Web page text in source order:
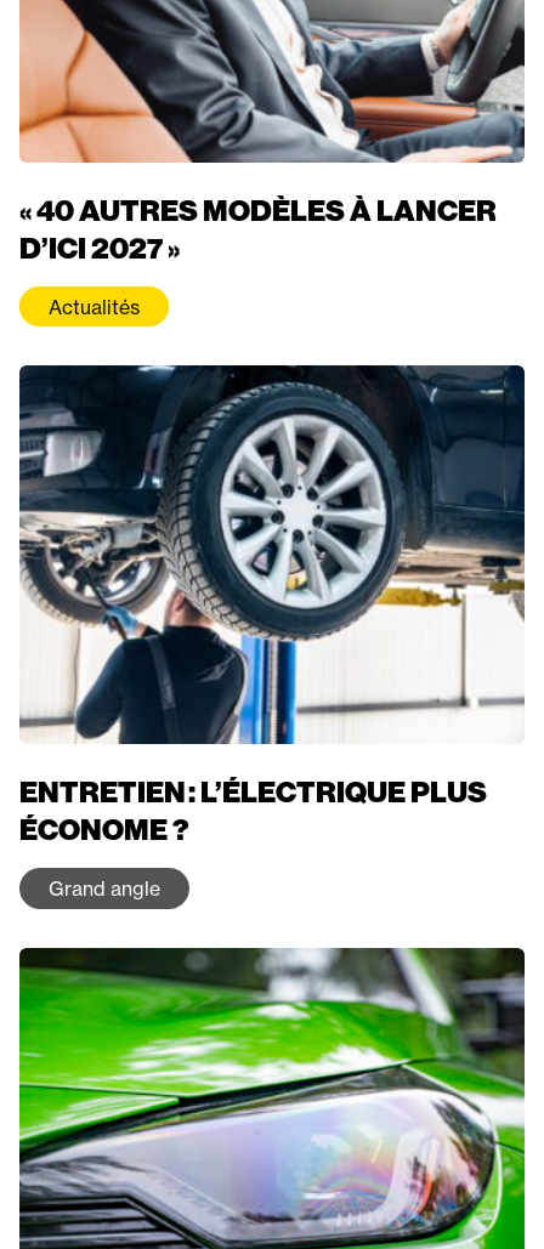
« 40 AUTRES MODÈLES À LANCER
D’ICI 2027 »
Actualités
ENTRETIEN : L’ÉLECTRIQUE PLUS
ÉCONOME ?
Grand angle